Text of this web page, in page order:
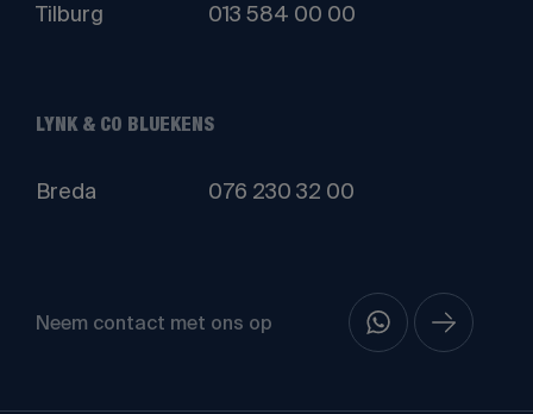
Tilburg
013 584 00 00
LYNK & CO BLUEKENS
Breda 076 230 32 00
Neem contact met ons op